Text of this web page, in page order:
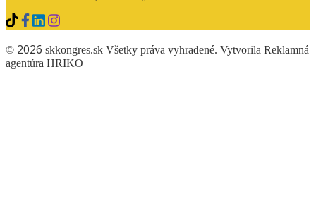
© 2026 skkongres.sk Všetky práva vyhradené. Vytvorila Reklamná
agentúra HRIKO